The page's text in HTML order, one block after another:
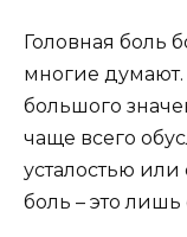
Головная боль
многие
большого
чаще всего
усталостью или
боль – это